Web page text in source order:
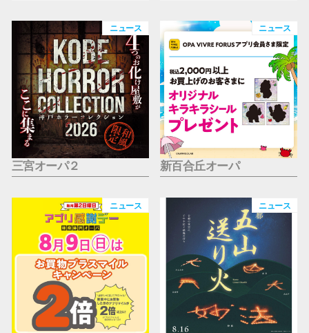
ニュース
三宮オーパ２
ニュース
新百合丘オーパ
ニュース ニュース